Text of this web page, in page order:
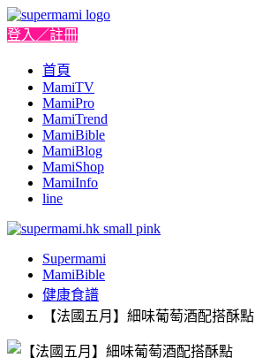
登入／註冊
首頁
MamiTV
MamiPro
MamiTrend
MamiBible
MamiBlog
MamiShop
MamiInfo
line
Supermami
MamiBible
健康食譜
【法國五月】細味葡萄酒配搭酥點